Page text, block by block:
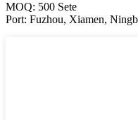
MOQ: 500 Sete
Port: Fuzhou, Xiamen,